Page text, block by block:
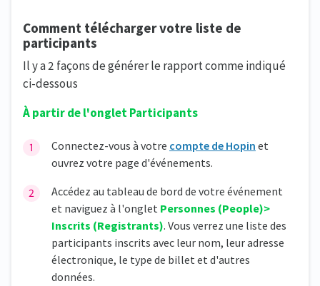
Comment télécharger votre liste de
participants
Il y a 2 façons de générer le rapport comme indiqué
ci-dessous
À partir de l'onglet Participants
Connectez-vous à votre compte de Hopin et
ouvrez votre page d'événements.
Accédez au tableau de bord de votre événement
et naviguez à l'onglet Personnes (People)>
Inscrits (Registrants). Vous verrez une liste des
participants inscrits avec leur nom, leur adresse
électronique, le type de billet et d'autres
données.